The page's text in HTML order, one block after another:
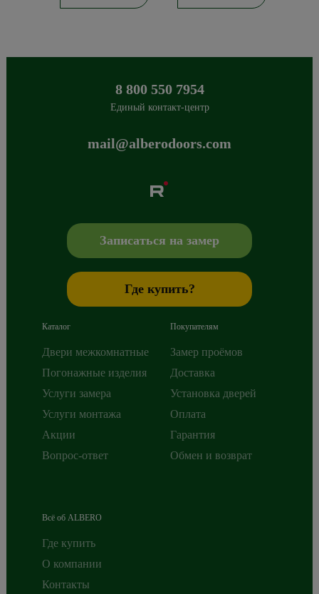
8 800 550 7954
Единый контакт-центр
mail@alberodoors.com
+7 800 765 43 42,mail@alberodoors.com
Записаться на замер
Где купить?
Каталог
Двери межкомнатные
Погонажные изделия
Услуги замера
Услуги монтажа
Акции
Вопрос-ответ
Покупателям
Замер проёмов
Доставка
Установка дверей
Оплата
Гарантия
Обмен и возврат
Всё об ALBERO
Где купить
О компании
Контакты